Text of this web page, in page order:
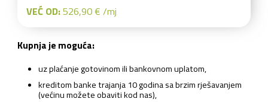
VEĆ OD:526,90 € /mj
Kupnja je moguća:
uz plaćanje gotovinom ili bankovnom uplatom,
kreditom banke trajanja 10 godina sa brzim rješavanjem
(većinu možete obaviti kod nas),